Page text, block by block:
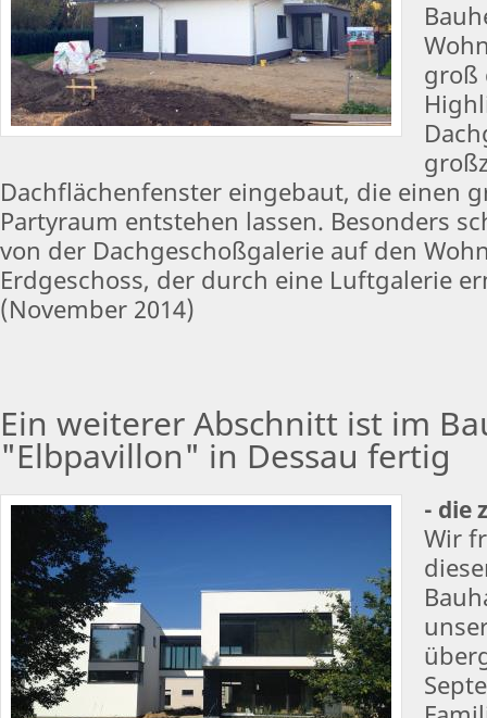
groß
Dachflächenfenster eingebaut, die einen
Partyraum entstehen lassen. Besonders
von der Dachgeschoßgalerie auf den
Erdgeschoss, der durch eine Luftgalerie
(November 2014)
Ein weiterer Abschnitt ist im
"Elbpavillon" in Dessau fertig
- die
Wir